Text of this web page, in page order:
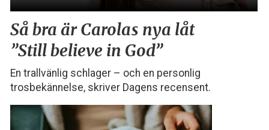
Så bra är Carolas nya låt
”Still believe in God”
En trallvänlig schlager – och en personlig
trosbekännelse, skriver Dagens recensent.